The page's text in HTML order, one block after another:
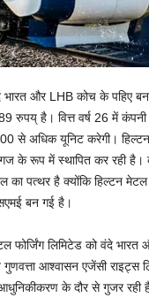
और LHB कोच के पहिए
रुपय् है। वित्त वर्ष 26 में
से अधिक यूनिट करेगी।
के रूप में स्थापित कर रही
का पत्थर है क्योंकि हिल्टन
बन गई है।
लिमिटेड को वंदे भारत
गुणवत्ता आश्वासन एजेंसी
के दौर से गुजर रही